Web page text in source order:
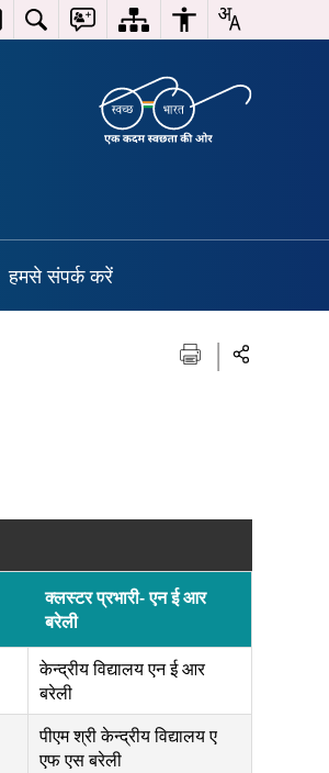
हमसे संपर्क करें
क्लस्टर प्रभारी- एन ई आर
बरेली
केन्द्रीय विद्यालय एन ई आर
बरेली
पीएम श्री केन्द्रीय विद्यालय ए
एफ एस बरेली